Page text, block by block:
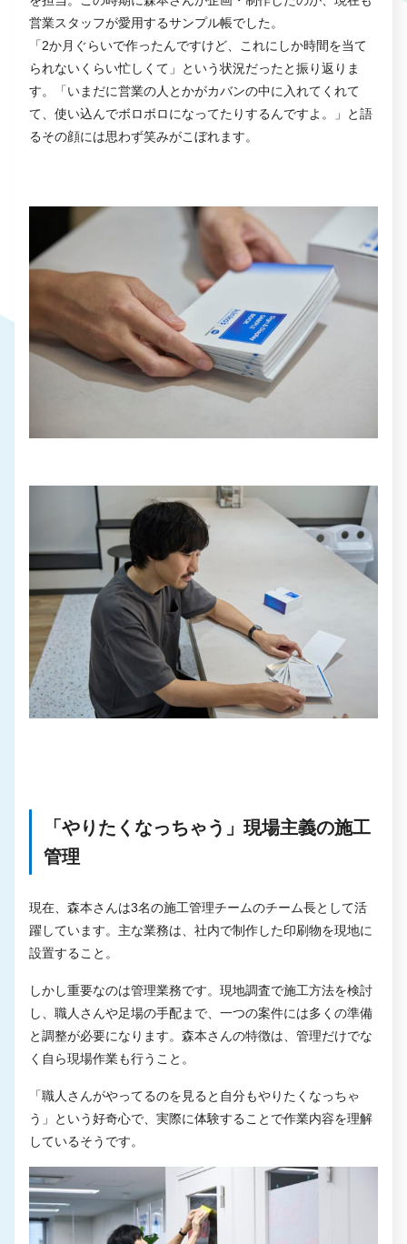
営業スタッフが愛用するサンプル帳でした。
「2か月ぐらいで作ったんですけど、これにしか時間を当て
られないくらい忙しくて」という状況だったと振り返りま
す。「いまだに営業の人とかがカバンの中に入れてくれて
て、使い込んでボロボロになってたりするんですよ。」と語
るその顔には思わず笑みがこぼれます。
「やりたくなっちゃう」現場主義の施工
管理
現在、森本さんは3名の施工管理チームのチーム長として活
躍しています。主な業務は、社内で制作した印刷物を現地に
設置すること。
しかし重要なのは管理業務です。現地調査で施工方法を検討
し、職人さんや足場の手配まで、一つの案件には多くの準備
と調整が必要になります。森本さんの特徴は、管理だけでな
く自ら現場作業も行うこと。
「職人さんがやってるのを見ると自分もやりたくなっちゃ
う」という好奇心で、実際に体験することで作業内容を理解
しているそうです。